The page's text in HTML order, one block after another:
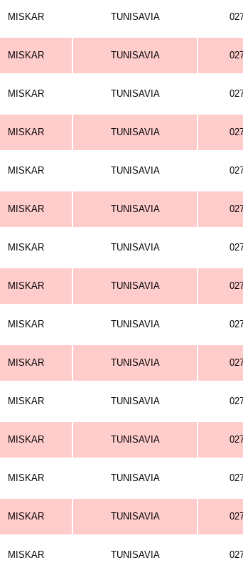
MISKAR TUNISAVIA
MISKAR TUNISAVIA
MISKAR TUNISAVIA
MISKAR TUNISAVIA
MISKAR TUNISAVIA
MISKAR TUNISAVIA
MISKAR TUNISAVIA
MISKAR TUNISAVIA
MISKAR TUNISAVIA
MISKAR TUNISAVIA
MISKAR TUNISAVIA
MISKAR TUNISAVIA
MISKAR TUNISAVIA
MISKAR TUNISAVIA
MISKAR TUNISAVIA